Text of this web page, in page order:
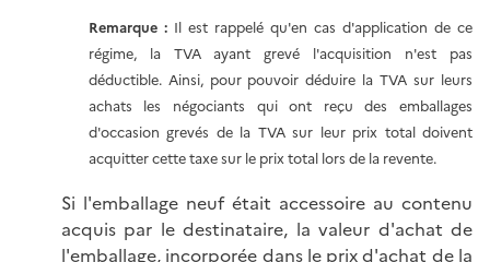
Remarque : Il est rappelé qu'en cas d'application de ce
régime, la TVA ayant grevé l'acquisition n'est pas
déductible. Ainsi, pour pouvoir déduire la TVA sur leurs
achats les négociants qui ont reçu des emballages
d'occasion grevés de la TVA sur leur prix total doivent
acquitter cette taxe sur le prix total lors de la revente.
Si l'emballage neuf était accessoire au contenu
acquis par le destinataire, la valeur d'achat de
l'emballage, incorporée dans le prix d'achat de la